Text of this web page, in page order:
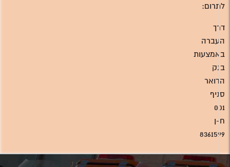
לתרום:
דרך
העברה
באמצעות
בנק
הדואר
סניף
001
ח-ן
8361599